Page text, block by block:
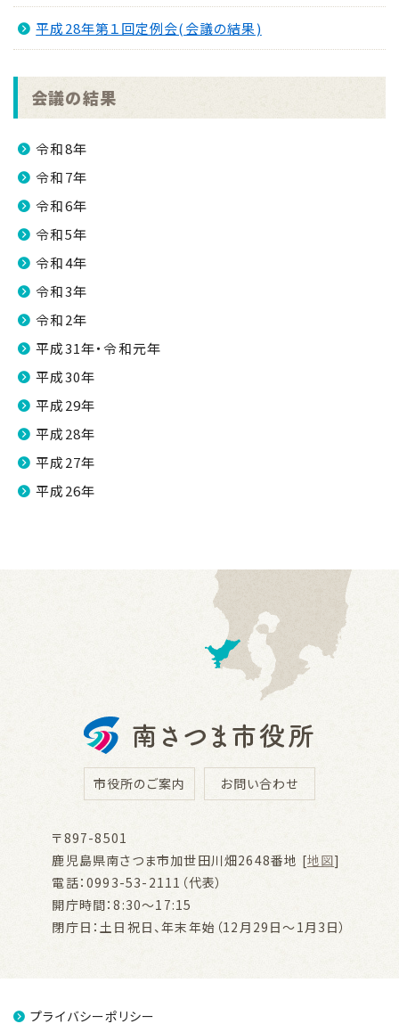
平成28年第１回定例会(会議の結果)
会議の結果
令和8年
令和7年
令和6年
令和5年
令和4年
令和3年
令和2年
平成31年・令和元年
平成30年
平成29年
平成28年
平成27年
平成26年
市役所のご案内 お問い合わせ
〒897-8501
鹿児島県南さつま市加世田川畑2648番地 [地図]
電話：0993-53-2111（代表）
開庁時間：8:30～17:15
閉庁日：土日祝日、年末年始（12月29日～1月3日）
プライバシーポリシー